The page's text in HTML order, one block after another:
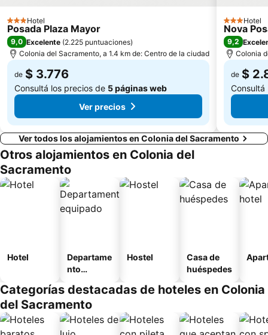
3 Estrellas
Hotel
Posada Plaza Mayor
9,0 Excelente (2.225 puntuaciones)
Colonia del Sacramento, a 1.4 km de: Centro de la ciudad
de $ 3.776
Consultá los precios de 5 páginas web
Ver precios
3 Estrellas
Hotel
Nova
9,2
Colonia
de $
Ver todos los alojamientos en Colonia del Sacramento
Otros alojamientos en Colonia del
Sacramento
Hotel
Departame
nto
Hostel
Casa de
huéspedes
Categorías destacadas de hoteles en Colonia
del Sacramento